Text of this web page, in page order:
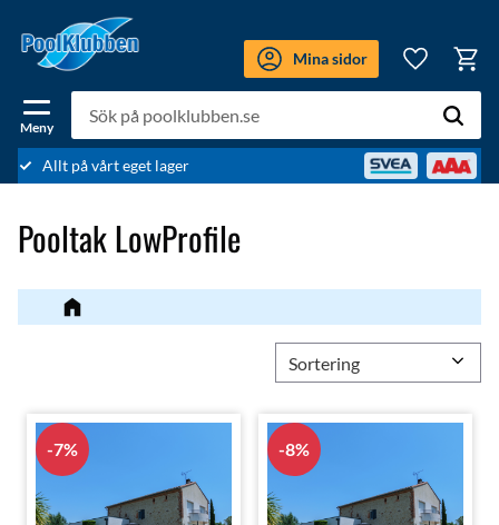
Meny
Mina sidor
Favoriter
Allt på vårt eget lager
Pooltak LowProfile
Välj sortering
7% 8%